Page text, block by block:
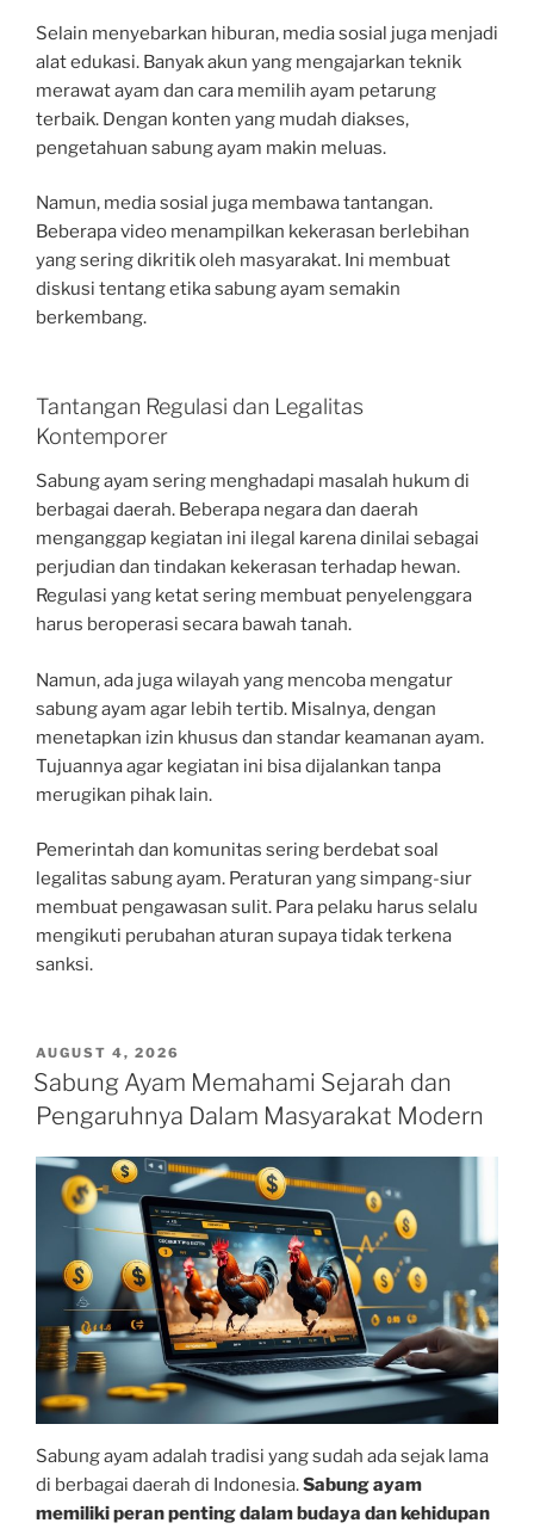
Selain menyebarkan hiburan, media sosial juga menjadi
alat edukasi. Banyak akun yang mengajarkan teknik
merawat ayam dan cara memilih ayam petarung
terbaik. Dengan konten yang mudah diakses,
pengetahuan sabung ayam makin meluas.
Namun, media sosial juga membawa tantangan.
Beberapa video menampilkan kekerasan berlebihan
yang sering dikritik oleh masyarakat. Ini membuat
diskusi tentang etika sabung ayam semakin
berkembang.
Tantangan Regulasi dan Legalitas
Kontemporer
Sabung ayam sering menghadapi masalah hukum di
berbagai daerah. Beberapa negara dan daerah
menganggap kegiatan ini ilegal karena dinilai sebagai
perjudian dan tindakan kekerasan terhadap hewan.
Regulasi yang ketat sering membuat penyelenggara
harus beroperasi secara bawah tanah.
Namun, ada juga wilayah yang mencoba mengatur
sabung ayam agar lebih tertib. Misalnya, dengan
menetapkan izin khusus dan standar keamanan ayam.
Tujuannya agar kegiatan ini bisa dijalankan tanpa
merugikan pihak lain.
Pemerintah dan komunitas sering berdebat soal
legalitas sabung ayam. Peraturan yang simpang-siur
membuat pengawasan sulit. Para pelaku harus selalu
mengikuti perubahan aturan supaya tidak terkena
sanksi.
POSTED
ON
AUGUST 4, 2026
Sabung Ayam Memahami Sejarah dan
Pengaruhnya Dalam Masyarakat Modern
Sabung ayam adalah tradisi yang sudah ada sejak lama
di berbagai daerah di Indonesia.Sabung ayam
memiliki peran penting dalam budaya dan kehidupan